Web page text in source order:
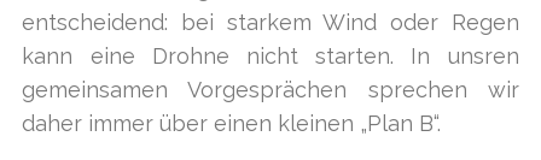
entscheidend: bei starkem Wind oder Regen
kann eine Drohne nicht starten. In unsren
gemeinsamen Vorgesprächen sprechen wir
daher immer über einen kleinen „Plan B“.